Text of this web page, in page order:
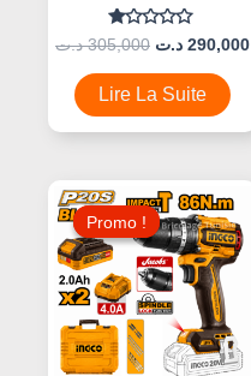
Note
Sur
5
305,000 د.ت 290,000 د.ت
Lire La Suite
Promo !
Promo !
Le
Prix
Initial
Était :